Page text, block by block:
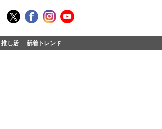
推し活 新着トレンド